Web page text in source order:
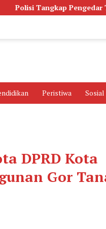
Pengedar Tramadol di
Peristiwa Sosial
DPRD Kota
Gor